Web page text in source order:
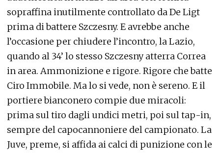
sopraffina inutilmente controllato da De Ligt
prima di battere Szczesny. E avrebbe anche
l’occasione per chiudere l’incontro, la Lazio,
quando al 34’ lo stesso Szczesny atterra Correa
in area. Ammonizione e rigore. Rigore che batte
Ciro Immobile. Ma lo si vede, non è sereno. E il
portiere bianconero compie due miracoli:
prima sul tiro dagli undici metri, poi sul tap-in,
sempre del capocannoniere del campionato. La
Juve, preme, si affida ai calci di punizione con le